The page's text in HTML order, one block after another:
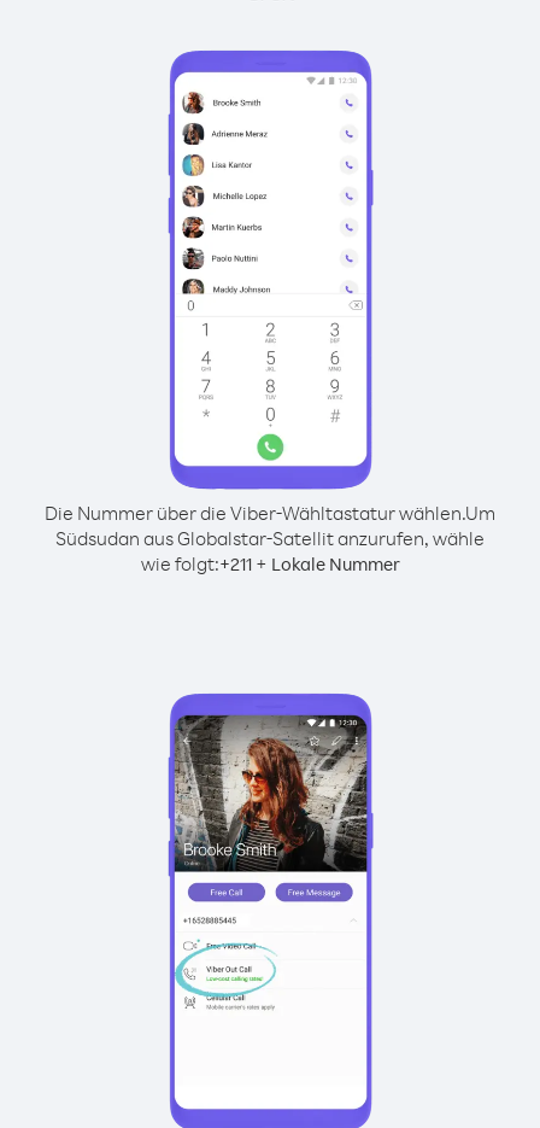
Die Nummer über die Viber-Wähltastatur wählen.Um
Südsudan aus Globalstar-Satellit anzurufen, wähle
wie folgt:+211+ Lokale Nummer